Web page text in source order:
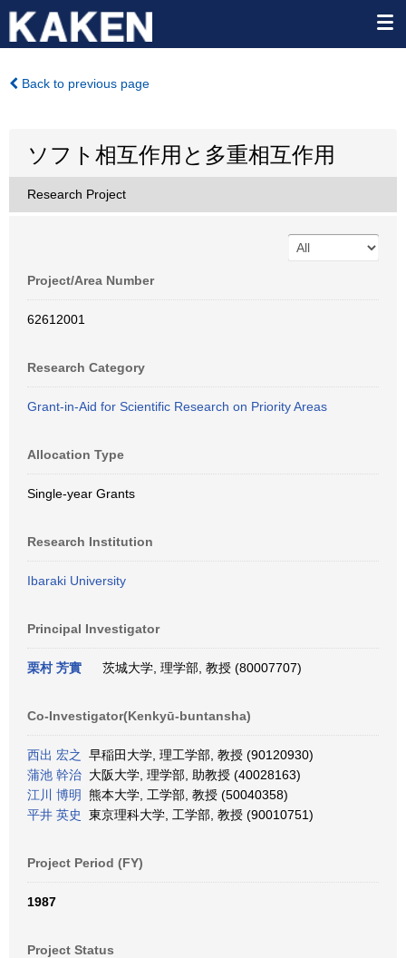
Back to previous page
ソフト相互作用と多重相互作用
Research Project
Project/Area Number
62612001
Research Category
Grant-in-Aid for Scientific Research on Priority Areas
Allocation Type
Single-year Grants
Research Institution
Ibaraki University
Principal Investigator
栗村 芳實 茨城大学, 理学部, 教授 (80007707)
Co-Investigator(Kenkyū-buntansha)
西出 宏之
早稲田大学, 理工学部, 教授 (90120930)
蒲池 幹治 大阪大学, 理学部, 助教授 (40028163)
江川 博明
熊本大学, 工学部, 教授 (50040358)
平井 英史
東京理科大学, 工学部, 教授 (90010751)
Project Period (FY)
1987
Project Status